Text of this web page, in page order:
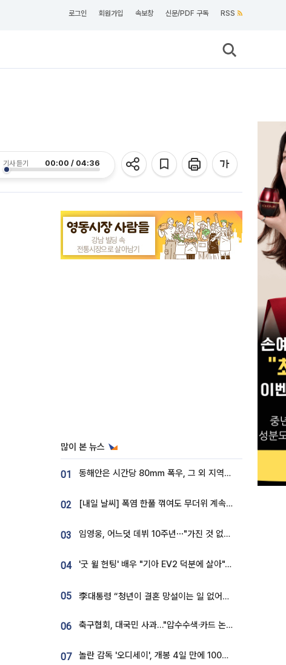
로그인 회원가입 속보창 신문/PDF 구독 RSS
기사 듣기 00:00 / 04:36
많이 본 뉴스
01 동해안은 시간당 80㎜ 폭우, 그 외 지역은 폭염…‘극과 극 날씨’
02 [내일 날씨] 폭염 한풀 꺾여도 무더위 계속⋯동해안 이틀 연속 비
03 임영웅, 어느덧 데뷔 10주년⋯"가진 것 없던 시절, 내 앞엔 20명의 팬뿐"
04 '굿 윌 헌팅' 배우 "기아 EV2 덕분에 살아"…교통사고 후 안전성 극찬
05 李대통령 “청년이 결혼 망설이는 일 없어야...제도상 불이익 조사”
06 축구협회, 대국민 사과…"압수수색·카드 논란 사죄, 강도 높은 쇄신"
07 놀란 감독 '오디세이', 개봉 4일 만에 100만 돌파⋯'왕사남' 보다 빠르다